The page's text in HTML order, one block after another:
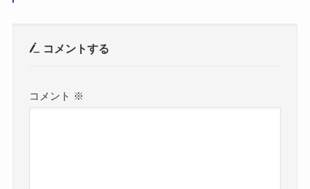
コメントする
コメント ※